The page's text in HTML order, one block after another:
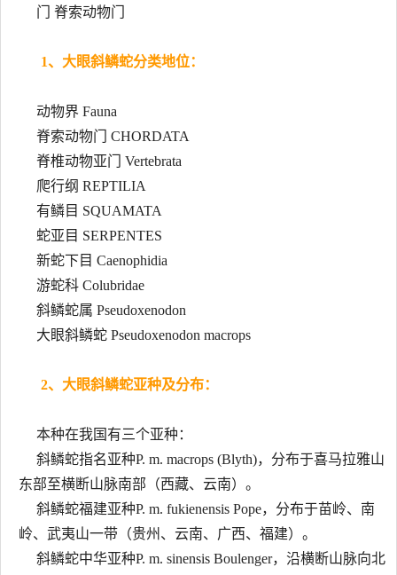
门 脊索动物门
1、大眼斜鳞蛇分类地位：
动物界 Fauna
脊索动物门 CHORDATA
脊椎动物亚门 Vertebrata
爬行纲 REPTILIA
有鳞目 SQUAMATA
蛇亚目 SERPENTES
新蛇下目 Caenophidia
游蛇科 Colubridae
斜鳞蛇属 Pseudoxenodon
大眼斜鳞蛇 Pseudoxenodon macrops
2、大眼斜鳞蛇亚种及分布：
本种在我国有三个亚种：
斜鳞蛇指名亚种P. m. macrops (Blyth)，分布于喜马拉雅山
东部至横断山脉南部（西藏、云南）。
斜鳞蛇福建亚种P. m. fukienensis Pope，分布于苗岭、南
岭、武夷山一带（贵州、云南、广西、福建）。
斜鳞蛇中华亚种P. m. sinensis Boulenger，沿横断山脉向北